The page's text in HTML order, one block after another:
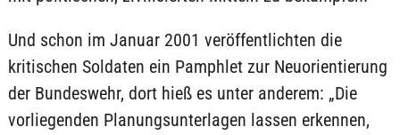
Und schon im Januar 2001 veröffentlichten die
kritischen Soldaten ein Pamphlet zur Neuorientierung
der Bundeswehr, dort hieß es unter anderem: „Die
vorliegenden Planungsunterlagen lassen erkennen,